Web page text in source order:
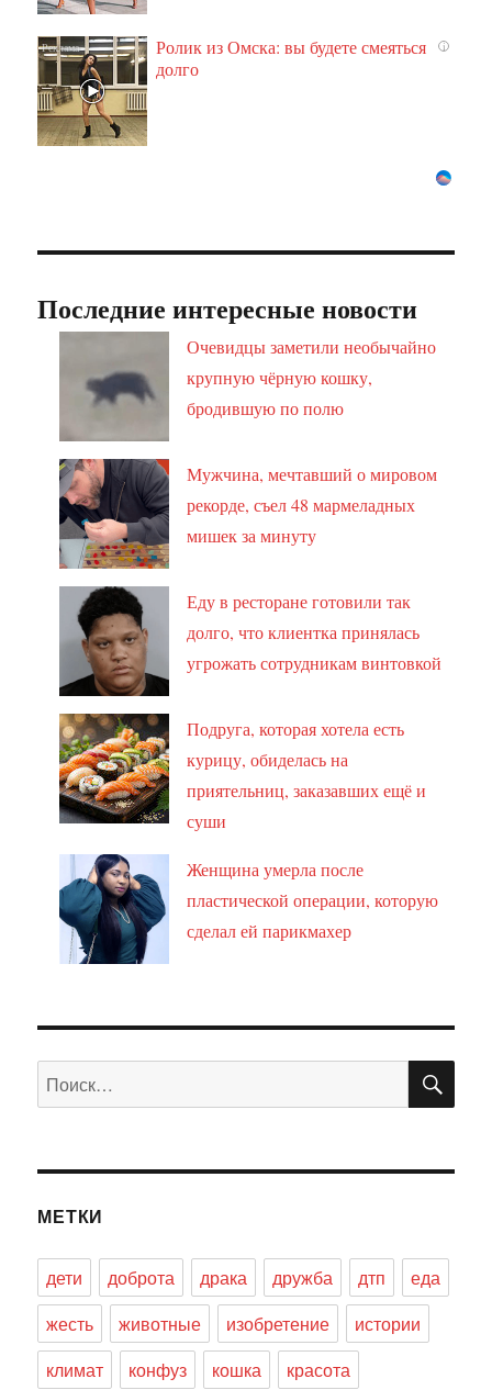
i
Ролик из Омска: вы будете смеяться
долго
Последние интересные новости
Очевидцы заметили необычайно
крупную чёрную кошку,
бродившую по полю
Мужчина, мечтавший о мировом
рекорде, съел 48 мармеладных
мишек за минуту
Еду в ресторане готовили так
долго, что клиентка принялась
угрожать сотрудникам винтовкой
Подруга, которая хотела есть
курицу, обиделась на
приятельниц, заказавших ещё и
суши
Женщина умерла после
пластической операции, которую
сделал ей парикмахер
Искать:
МЕТКИ
дети доброта драка дружба дтп
еда
жесть
животные изобретение
истории
климат
конфуз кошка красота